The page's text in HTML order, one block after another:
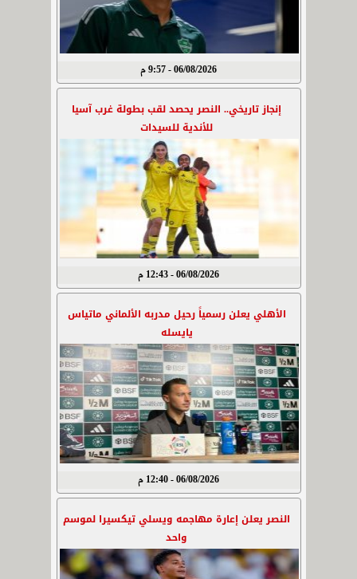
06/08/2026 - 9:57 م
إنجاز تاريخي.. النصر يحصد لقب بطولة غرب آسيا
للأندية للسيدات
06/08/2026 - 12:43 م
الأهلي يعلن رسمياً رحيل مدربه الألماني ماتياس
يايسله
06/08/2026 - 12:40 م
النصر يعلن إعارة مهاجمه ويسلي تيكسيرا لموسم
واحد